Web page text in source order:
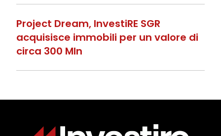
Project Dream, InvestiRE SGR
acquisisce immobili per un valore di
circa 300 Mln
Immagine